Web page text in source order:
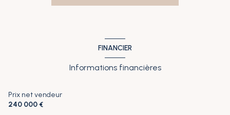
cuisine américaine (équipée)
1 garage(s)
FINANCIER
Informations financières
Prix net vendeur
240 000 €